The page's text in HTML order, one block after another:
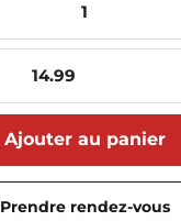
Ajouter au panier
Prendre rendez-vous